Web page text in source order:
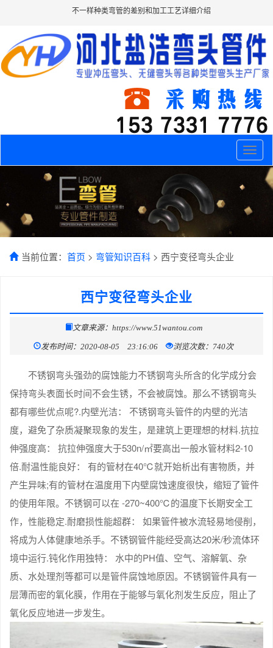
不一样种类弯管的差别和加工工艺详细介绍
Toggle
当前位置： 首页 > 弯管知识百科 > 西宁变径弯头企业
西宁变径弯头企业
文章来源：https://www.51wantou.com
发布时间：2020-08-05 23:16:06 浏览次数：740次
不锈钢弯头强劲的腐蚀能力不锈钢弯头所含的化学成分会
保持弯头表面长时间不会生锈，不会被腐蚀。那么不锈钢弯头
都有哪些优点呢?.内壁光洁： 不锈钢弯头管件的内壁的光洁
度，避免了杂质凝聚现象的发生，是建筑上更理想的材料.抗拉
伸强度高： 抗拉伸强度大于530n/㎡要高出一般水管材料2-10
倍.耐温性能良好： 有的管材在40℃就开始析出有害物质，并
产生异味;有的管材在温度用下内壁腐蚀速度很快，缩短了管件
的使用年限。不锈钢可以在 -270~400℃的温度下长期安全工
作，性能稳定.耐磨损性能超群： 如果管件被水流轻易地侵削，
将成为人体健康地杀手。不锈钢管件能经受高达20米/秒流体环
境中运行.钝化作用独特： 水中的PH值、空气、溶解氧、杂
质、水处理剂等都可以是管件腐蚀地原因。不锈钢管件具有一
层薄而密的氧化膜，作用在于能够与氧化剂发生反应，阻止了
氧化反应地进一步发生。